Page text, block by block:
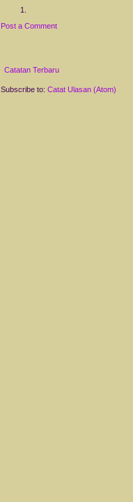
Post a Comment
Catatan Terbaru
Subscribe to: Catat Ulasan (Atom)